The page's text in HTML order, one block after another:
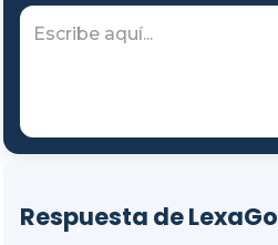
Respuesta de LexaGo